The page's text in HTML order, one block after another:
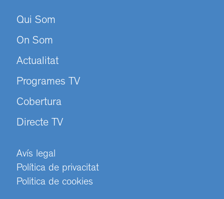
Qui Som
On Som
Actualitat
Programes TV
Cobertura
Directe TV
Avís legal
Política de privacitat
Politica de cookies